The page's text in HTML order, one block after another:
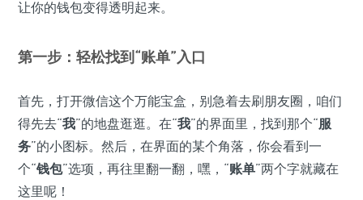
让你的钱包变得透明起来。
第一步：轻松找到“账单”入口
首先，打开微信这个万能宝盒，别急着去刷朋友圈，咱们
得先去“我”的地盘逛逛。在“我”的界面里，找到那个“服
务”的小图标。然后，在界面的某个角落，你会看到一
个“钱包”选项，再往里翻一翻，嘿，“账单”两个字就藏在
这里呢！